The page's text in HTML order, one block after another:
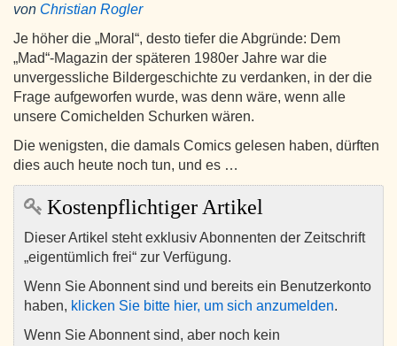
von Christian Rogler
Je höher die „Moral“, desto tiefer die Abgründe: Dem
„Mad“-Magazin der späteren 1980er Jahre war die
unvergessliche Bildergeschichte zu verdanken, in der die
Frage aufgeworfen wurde, was denn wäre, wenn alle
unsere Comichelden Schurken wären.
Die wenigsten, die damals Comics gelesen haben, dürften
dies auch heute noch tun, und es …
Kostenpflichtiger Artikel
Dieser Artikel steht exklusiv Abonnenten der Zeitschrift
„eigentümlich frei“ zur Verfügung.
Wenn Sie Abonnent sind und bereits ein Benutzerkonto
haben, klicken Sie bitte hier, um sich anzumelden.
Wenn Sie Abonnent sind, aber noch kein